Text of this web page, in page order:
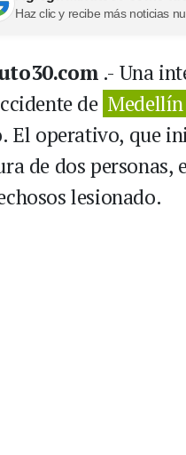
Haz clic y recibe más noticias
.- Una
de Medellín
El operativo, que
de dos personas,
lesionado.